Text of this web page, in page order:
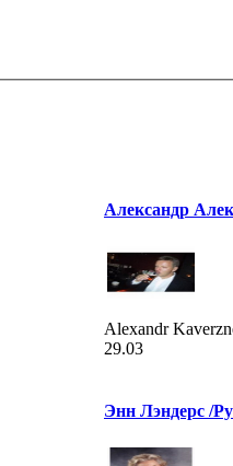
Александр
Alexandr
29.03
Энн Лэндерс /